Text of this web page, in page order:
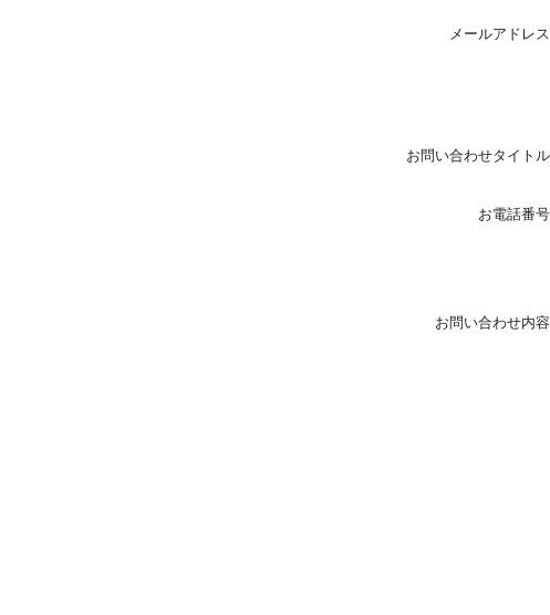
メールアドレス
お問い合わせタイトル
お電話番号
お問い合わせ内容